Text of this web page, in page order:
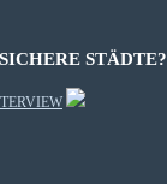
STÄDTE?